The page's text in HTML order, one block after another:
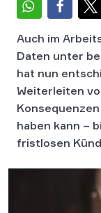
Auch im
Daten unter
hat nun
Weiterleiten
haben kann –
fristlosen